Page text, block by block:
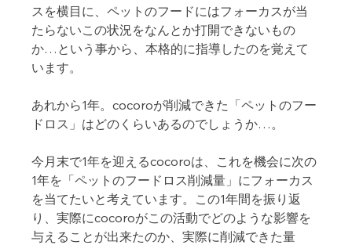
スを横目に、ペットのフードにはフォーカスが当
たらないこの状況をなんとか打開できないもの
か…という事から、本格的に指導したのを覚えて
います。
あれから1年。cocoroが削減できた「ペットのフー
ドロス」はどのくらいあるのでしょうか…。
今月末で1年を迎えるcocoroは、これを機会に次の
1年を「ペットのフードロス削減量」にフォーカス
を当てたいと考えています。この1年間を振り返
り、実際にcocoroがこの活動でどのような影響を
与えることが出来たのか、実際に削減できた量